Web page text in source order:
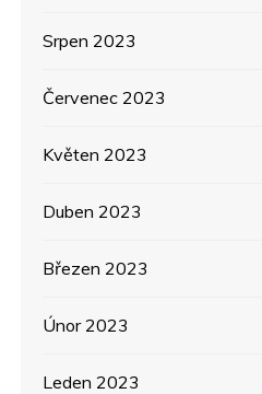
Srpen 2023
Červenec 2023
Květen 2023
Duben 2023
Březen 2023
Únor 2023
Leden 2023